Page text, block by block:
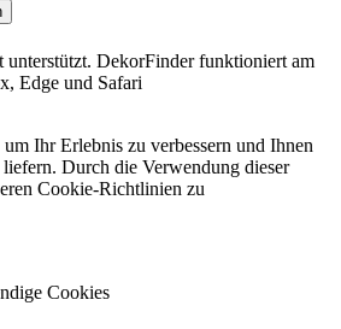
DekorFinder funktioniert am
Edge und Safari
Ihr Erlebnis zu verbessern und Ihnen
Durch die Verwendung dieser
Cookie-Richtlinien zu
Cookies